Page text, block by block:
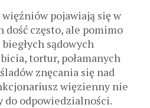
pojawiają się w
dość często, ale pomimo
sądowych
tortur, połamanych
znęcania się nad
więzienny nie
do odpowiedzialności.